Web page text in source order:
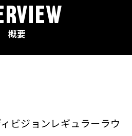
概要
ビジョンレギュラーラウ